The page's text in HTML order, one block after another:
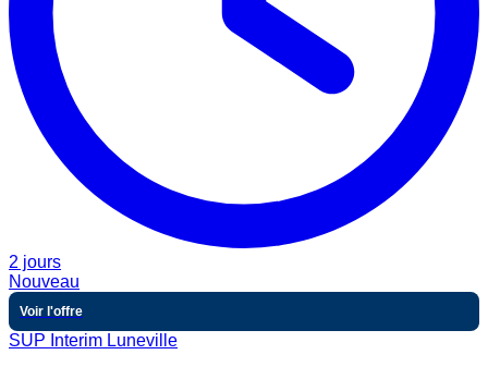
2 jours
Nouveau
Voir l'offre
SUP Interim Luneville